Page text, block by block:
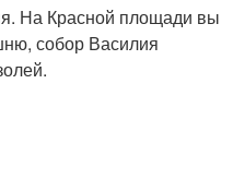
На Красной площади вы
собор Василия